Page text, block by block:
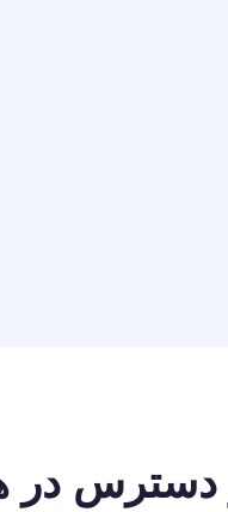
دسترس در